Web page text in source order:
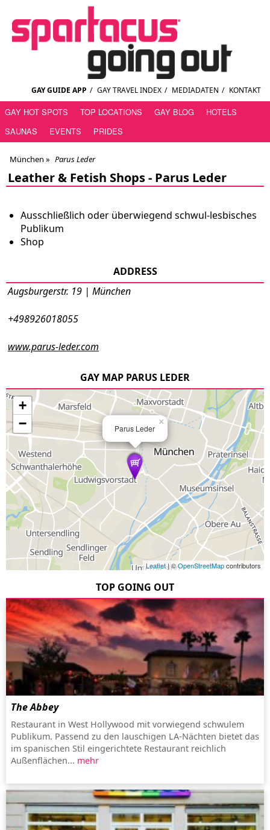
GAY GUIDE APP / GAY TRAVEL INDEX / MEDIADATEN / KONTAKT
GAY HOT SPOTS TOP LOCATIONS GAY BLOG
HOTELS
SAUNAS
EVENTS PRIDES
München » Parus Leder
Leather & Fetish Shops - Parus Leder
Ausschließlich oder überwiegend schwul-lesbisches
Publikum
Shop
ADDRESS
Augsburgerstr. 19 | München
+498926018055
www.parus-leder.com
GAY MAP PARUS LEDER
Parus Leder
×
+
−
Leaflet| ©OpenStreetMapcontributors
TOP GOING OUT
The Abbey
Restaurant in West Hollywood mit vorwiegend schwulem
Publikum. Passend zu den lauschigen LA-Nächten bietet das
im spanischen Stil eingerichtete Restaurant reichlich
Außenflächen... mehr